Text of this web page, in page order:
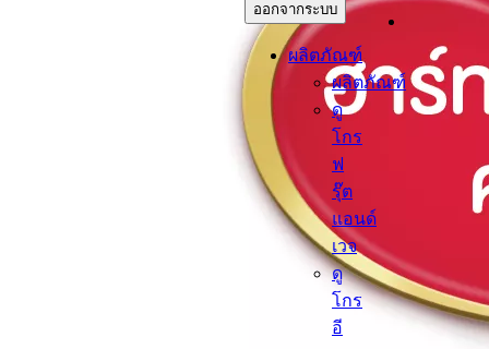
ออกจากระบบ
ผลิตภัณฑ์
ผลิตภัณฑ์
ดู
โกร
ฟ
รุ๊ต
แอนด์
เวจ
ดู
โกร
อี